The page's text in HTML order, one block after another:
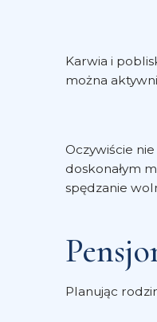
Karwia i
można
Oczywiście
doskonałym
spędzanie
Planując